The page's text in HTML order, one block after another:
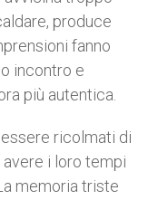
produce
fanno
incontro e
più autentica.
essere ricolmati di
i loro tempi
memoria triste